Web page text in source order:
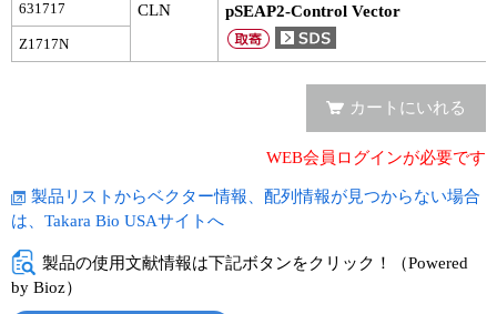
プロトコール集
631717 CLN pSEAP2-Control Vector
Z1717N
カートにいれる
WEB会員ログインが必要です
製品リストからベクター情報、配列情報が見つからない場合
は、Takara Bio USAサイトへ
製品の使用文献情報は下記ボタンをクリック！（Powered
by Bioz）